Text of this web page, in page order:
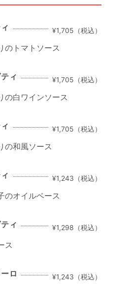
¥1,705（税込）
のトマトソース
ィ ¥1,705（税込）
の白ワインソース
¥1,705（税込）
の和風ソース
¥1,243（税込）
のオイルベース
ィ ¥1,298（税込）
ス
ロ ¥1,243（税込）